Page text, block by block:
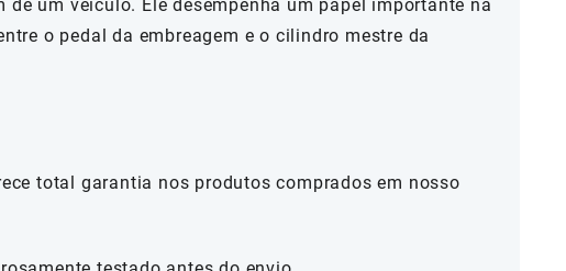
de um veículo. Ele desempenha um papel importante na
o pedal da embreagem e o cilindro mestre da
total garantia nos produtos comprados em nosso